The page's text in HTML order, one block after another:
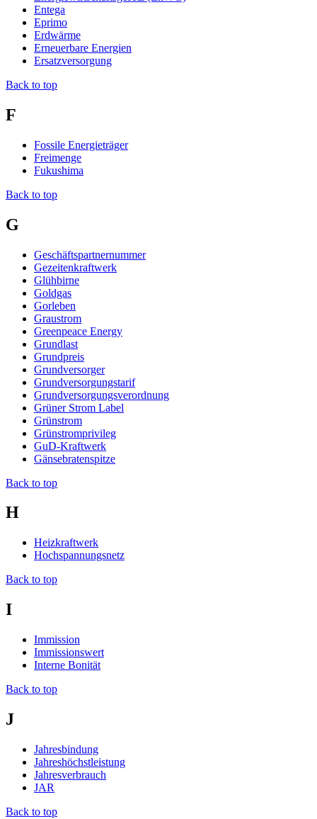
Entega
Eprimo
Erdwärme
Erneuerbare Energien
Ersatzversorgung
Back to top
F
Fossile Energieträger
Freimenge
Fukushima
Back to top
G
Geschäftspartnernummer
Gezeitenkraftwerk
Glühbirne
Goldgas
Gorleben
Graustrom
Greenpeace Energy
Grundlast
Grundpreis
Grundversorger
Grundversorgungstarif
Grundversorgungsverordnung
Grüner Strom Label
Grünstrom
Grünstromprivileg
GuD-Kraftwerk
Gänsebratenspitze
Back to top
H
Heizkraftwerk
Hochspannungsnetz
Back to top
I
Immission
Immissionswert
Interne Bonität
Back to top
J
Jahresbindung
Jahreshöchstleistung
Jahresverbrauch
JAR
Back to top